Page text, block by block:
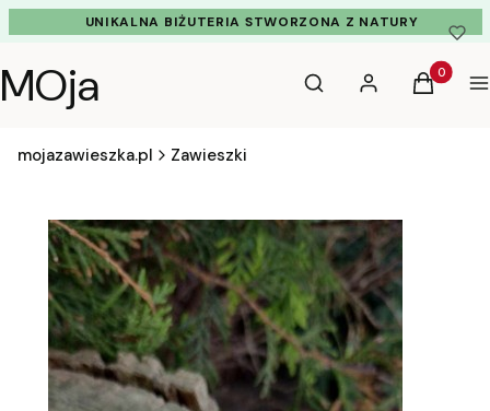
UNIKALNA BIŻUTERIA STWORZONA Z NATURY
MOja Otwórz wyszukiwarkę
Szukaj Zaloguj sięProdukty
Koszyk
mojazawieszka.pl Zawieszki